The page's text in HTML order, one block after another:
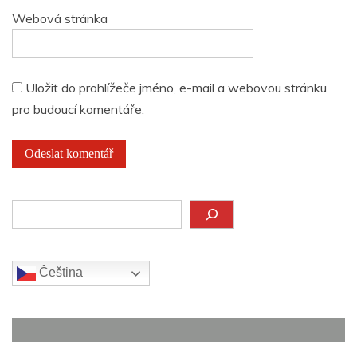
Webová stránka
Uložit do prohlížeče jméno, e-mail a webovou stránku
pro budoucí komentáře.
Čeština‎